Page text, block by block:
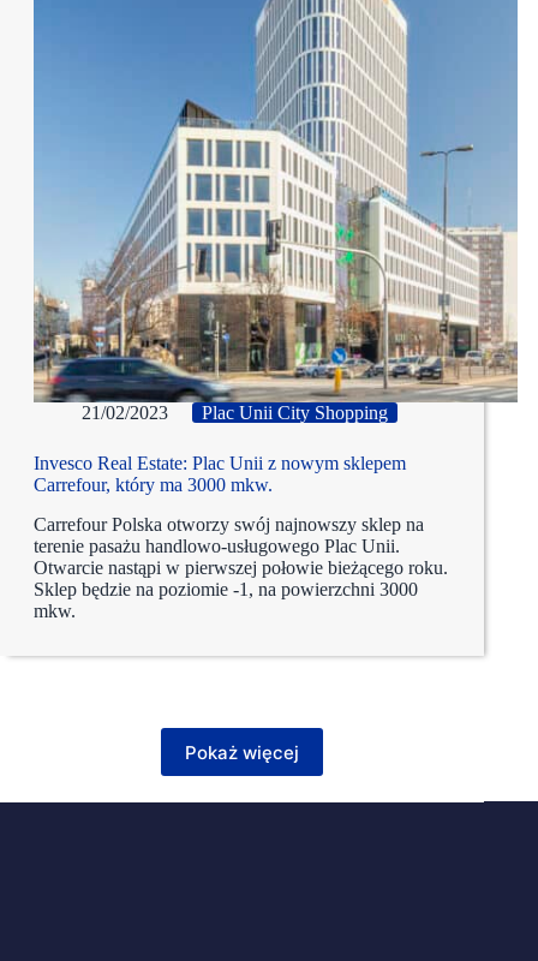
21/02/2023 Plac Unii City Shopping
Invesco Real Estate: Plac Unii z nowym sklepem
Carrefour, który ma 3000 mkw.
Carrefour Polska otworzy swój najnowszy sklep na
terenie pasażu handlowo-usługowego Plac Unii.
Otwarcie nastąpi w pierwszej połowie bieżącego roku.
Sklep będzie na poziomie -1, na powierzchni 3000
mkw.
Pokaż więcej